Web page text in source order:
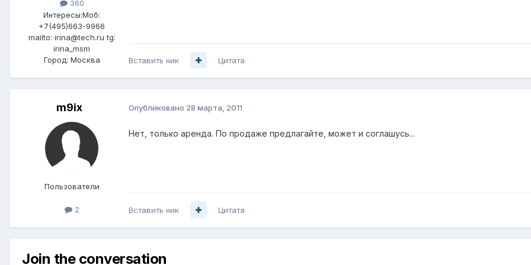
360
Интересы:Моб:
+7(495)663-9966
mailto: irina@tech.ru tg:
irina_msm
Город: Москва Вставить ник Цитата
m9ix
Пользователи
2
Опубликовано 28 марта, 2011
Нет, только аренда. По продаже предлагайте, может и соглашусь...
Вставить ник Цитата
Join the conversation